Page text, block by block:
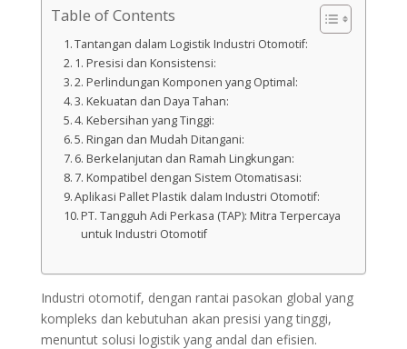
Table of Contents
Tantangan dalam Logistik Industri Otomotif:
1. Presisi dan Konsistensi:
2. Perlindungan Komponen yang Optimal:
3. Kekuatan dan Daya Tahan:
4. Kebersihan yang Tinggi:
5. Ringan dan Mudah Ditangani:
6. Berkelanjutan dan Ramah Lingkungan:
7. Kompatibel dengan Sistem Otomatisasi:
Aplikasi Pallet Plastik dalam Industri Otomotif:
PT. Tangguh Adi Perkasa (TAP): Mitra Terpercaya
untuk Industri Otomotif
Industri otomotif, dengan rantai pasokan global yang
kompleks dan kebutuhan akan presisi yang tinggi,
menuntut solusi logistik yang andal dan efisien.